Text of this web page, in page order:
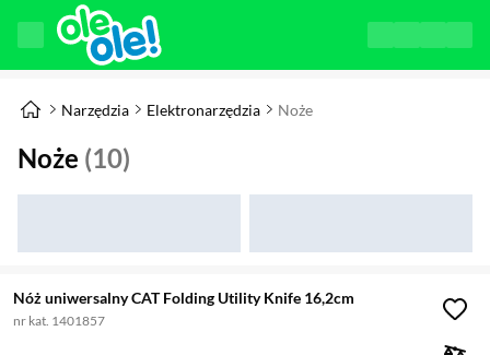
Narzędzia Elektronarzędzia Noże
Noże (10)
Nóż uniwersalny CAT Folding Utility Knife 16,2cm
nr kat. 1401857